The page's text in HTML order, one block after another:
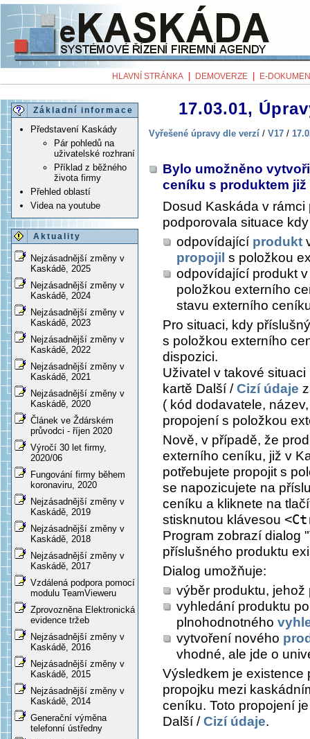
HLAVNÍ STRÁNKA DEMOVERZE E-
Základní informace
Představení Kaskády
Pár pohledů na
uživatelské rozhraní
Příklad z běžného
života firmy
Přehled oblastí
Videa na youtube
Aktuality
Nejzásadnější změny v
Kaskádě, 2025
Nejzásadnější změny v
Kaskádě, 2024
Nejzásadnější změny v
Kaskádě, 2023
Nejzásadnější změny v
Kaskádě, 2022
Nejzásadnější změny v
Kaskádě, 2021
Nejzásadnější změny v
Kaskádě, 2020
Článek ve Ždárském
průvodci - říjen 2020
Výročí 30 let firmy,
2020/06
Fungování firmy během
koronaviru, 2020
Nejzásadnější změny v
Kaskádě, 2019
Nejzásadnější změny v
Kaskádě, 2018
Nejzásadnější změny v
Kaskádě, 2017
Vzdálená podpora pomocí
modulu TeamVieweru
Zprovozněna Elektronická
evidence tržeb
Nejzásadnější změny v
Kaskádě, 2016
Nejzásadnější změny v
Kaskádě, 2015
Nejzásadnější změny v
Kaskádě, 2014
Generační výměna
telefonní ústředny
17.03.01,
Vyřešené úpravy dle verzí / V17 /
Bylo umožněno
ceníku s produktem
Dosud Kaskáda v
podporovala situace kdy
odpovídající produkt
propojil s položkou
odpovídající produkt
položkou externího
stavu externího
Pro situaci, kdy
s položkou externího
dispozici.
Uživatel v takové
kartě Další /Cizí údaje
( kód dodavatele,
propojení s položkou
Nově, v případě, že
externího ceníku, již v
potřebujete propojit s
se napozicujete na
ceníku a kliknete na
stisknutou klávesou
Program zobrazí dialog
příslušného produktu
Dialog umožňuje:
výběr produktu,
vyhledání produktu
plnohodnotného
vytvoření nového
vhodné, ale jde o
Výsledkem je existence
propojku mezi
ceníku. Toto propojení
Další /Cizí údaje.